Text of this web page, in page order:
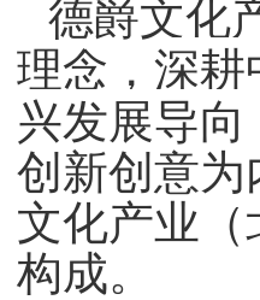
德爵文化
理念， 深耕
兴发展导
创新创意
文化产业
构成。